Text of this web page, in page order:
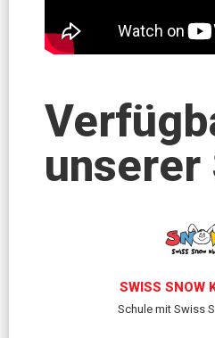
unserer
SWISS SNOW
Schule mit Swiss